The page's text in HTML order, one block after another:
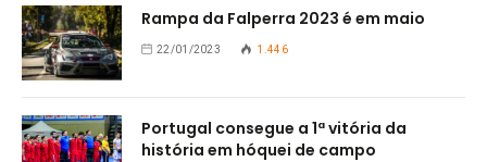
Rampa da Falperra 2023 é em maio
22/01/2023 1.446
Portugal consegue a 1ª vitória da
história em hóquei de campo